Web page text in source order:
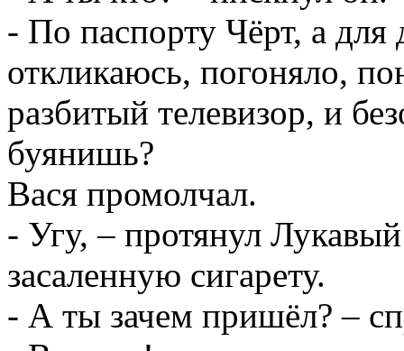
- По паспорту Чёрт, а для
откликаюсь, погоняло,
разбитый телевизор, и
буянишь?
Вася промолчал.
- Угу, – протянул
засаленную сигарету.
- А ты зачем пришёл? –